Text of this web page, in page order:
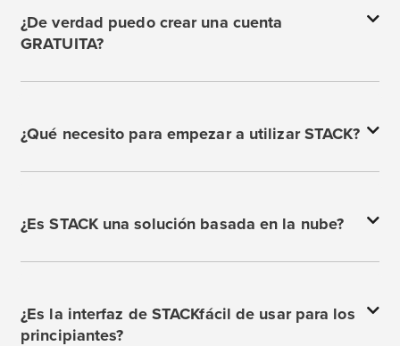
¿De verdad puedo crear una cuenta
GRATUITA?
¿Qué necesito para empezar a utilizar STACK?
¿Es STACK una solución basada en la nube?
¿Es la interfaz de STACKfácil de usar para los
principiantes?